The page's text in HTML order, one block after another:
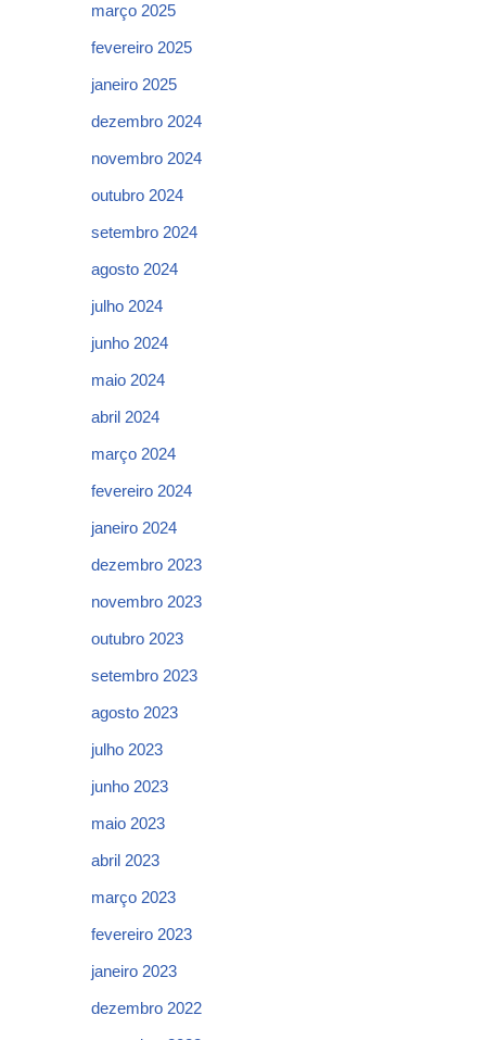
março 2025
fevereiro 2025
janeiro 2025
dezembro 2024
novembro 2024
outubro 2024
setembro 2024
agosto 2024
julho 2024
junho 2024
maio 2024
abril 2024
março 2024
fevereiro 2024
janeiro 2024
dezembro 2023
novembro 2023
outubro 2023
setembro 2023
agosto 2023
julho 2023
junho 2023
maio 2023
abril 2023
março 2023
fevereiro 2023
janeiro 2023
dezembro 2022